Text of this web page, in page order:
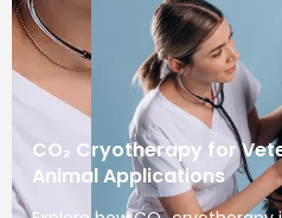
CO₂ Cryotherapy for
Animal Applications